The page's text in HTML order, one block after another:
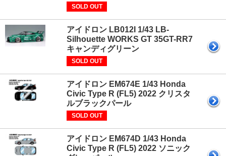
SOLD OUT
アイドロン LB012I 1/43 LB-
Silhouette WORKS GT 35GT-RR7
キャンディグリーン
SOLD OUT
アイドロン EM674E 1/43 Honda
Civic Type R (FL5) 2022 クリスタ
ルブラックパール
SOLD OUT
アイドロン EM674D 1/43 Honda
Civic Type R (FL5) 2022 ソニック